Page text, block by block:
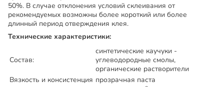
50%. В случае отклонения условий склеивания от
рекомендуемых возможны более короткий или более
длинный период отверждения клея.
Технические характеристики:
Состав:
синтетические каучуки -
углеводородные смолы,
органические растворители
Вязкость и консистенция прозрачная паста